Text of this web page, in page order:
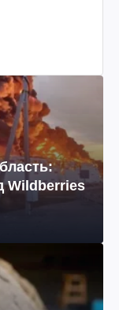
Wildberries